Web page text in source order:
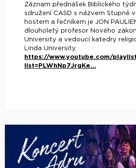
Záznam přednášek Biblického
sdružení CASD s názvem Stupně
hostem a řečníkem je JON
dlouholetý profesor Nového
University a vedoucí katedry
Linda University.
https://www.youtube.com/
list=PLWhNp7JrgKe...